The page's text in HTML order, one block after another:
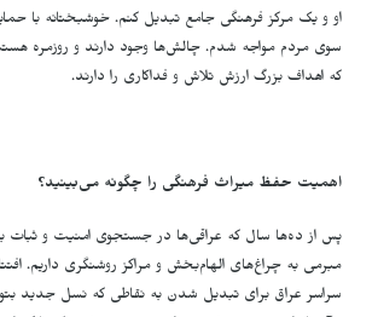
او و یک مرکز فرهنگی جامع تبدیل کنم. خوشبختانه با
سوی مردم مواجه شدم. چالش‌ها وجود دارند و روزمره
که اهداف بزرگ ارزش تلاش و فداکاری را دارند.
اهمیت حفظ میراث فرهنگی را چگونه می‌بینید؟
پس از ده‌ها سال که عراقی‌ها در جستجوی امنیت و ثبات
مبرمی به چراغ‌های الهام‌بخش و مراکز روشنگری داریم.
سراسر عراق برای تبدیل شدن به نقاطی که نسل جدید